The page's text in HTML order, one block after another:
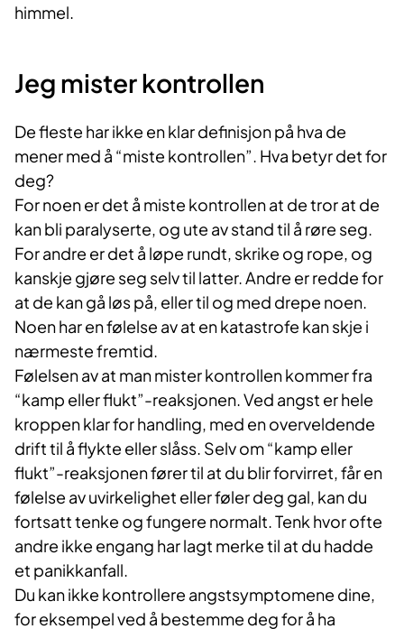
himmel.
Jeg mister kontrollen
De fleste har ikke en klar definisjon på hva de
mener med å “miste kontrollen”. Hva betyr det for
deg?
For noen er det å miste kontrollen at de tror at de
kan bli paralyserte, og ute av stand til å røre seg.
For andre er det å løpe rundt, skrike og rope, og
kanskje gjøre seg selv til latter. Andre er redde for
at de kan gå løs på, eller til og med drepe noen.
Noen har en følelse av at en katastrofe kan skje i
nærmeste fremtid.
Følelsen av at man mister kontrollen kommer fra
“kamp eller flukt”-reaksjonen. Ved angst er hele
kroppen klar for handling, med en overveldende
drift til å flykte eller slåss. Selv om “kamp eller
flukt”-reaksjonen fører til at du blir forvirret, får en
følelse av uvirkelighet eller føler deg gal, kan du
fortsatt tenke og fungere normalt. Tenk hvor ofte
andre ikke engang har lagt merke til at du hadde
et panikkanfall.
Du kan ikke kontrollere angstsymptomene dine,
for eksempel ved å bestemme deg for å ha